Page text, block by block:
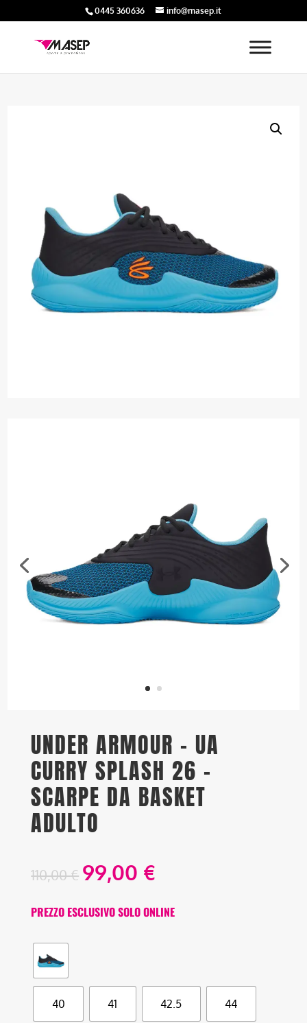
0445 360636 info@masep.it
UNDER ARMOUR – UA
CURRY SPLASH 26 –
SCARPE DA BASKET
ADULTO
110,00€ 99,00 €
PREZZO ESCLUSIVO SOLO ONLINE
40 41 42.5 44